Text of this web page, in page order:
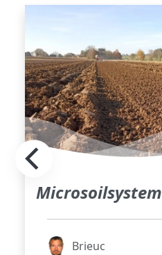
Microsoilsystem
Brieuc